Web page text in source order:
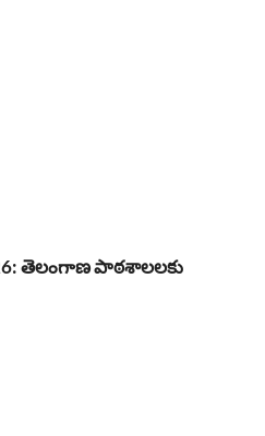
తెలంగాణ పాఠశాలలకు